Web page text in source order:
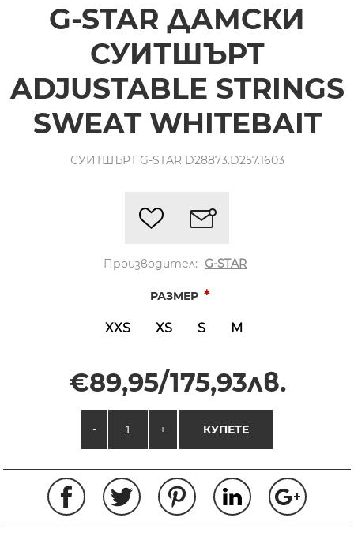
G-STAR ДАМСКИ
СУИТШЪРТ
ADJUSTABLE STRINGS
SWEAT WHITEBAIT
СУИТШЪРТ G-STAR D28873.D257.1603
Производител: G-STAR
РАЗМЕР *
XXS XS S M
€89,95/175,93лв.
- + КУПЕТЕ